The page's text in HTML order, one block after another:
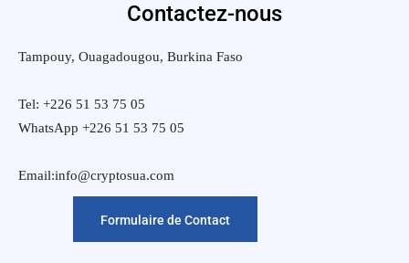
Contactez-nous
Tampouy, Ouagadougou, Burkina Faso
Tel: +226 51 53 75 05
WhatsApp +226 51 53 75 05
Email:info@cryptosua.com
Formulaire de Contact